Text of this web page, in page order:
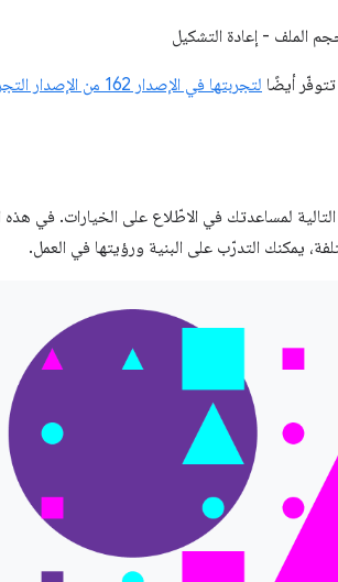
الملف - إعادة التشكيل
لتجربتها في الإصدار 162 من الإصدار التجريبي من Safari
لمساعدتك في الاطّلاع على الخيارات. في هذه
يمكنك التدرّب على البنية ورؤيتها في العمل.